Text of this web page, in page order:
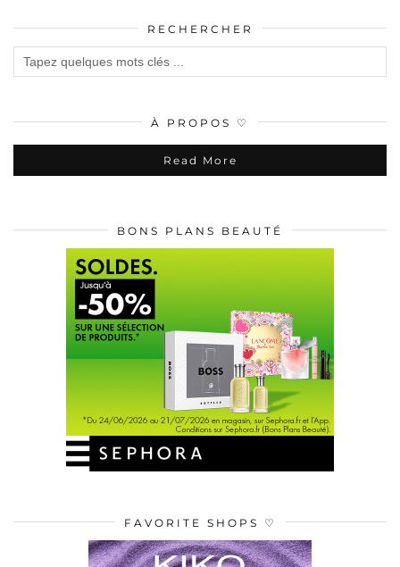
RECHERCHER
À PROPOS ♡
Read More
BONS PLANS BEAUTÉ
FAVORITE SHOPS ♡